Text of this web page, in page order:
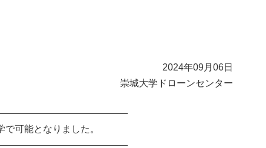
2024年09月06日
崇城大学ドローンセンター
可能となりました。